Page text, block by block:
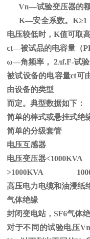
Vn—试验变压器的额
K—安全系数。 K≥1
电压较低时，K值可取
ct—被试品的电容量（
ω—角频率， 2лf.F-试
被试设备的电容量ct可
由设备的类型
而定。典型数据如下：
简单的棒式或悬挂式
简单的分级套管
电压互感器
电压变压器
>1000KVA 1000-
高压电力电缆和油浸
气体绝缘 -
封闭变电站，SF6气
对于不同的试验电压Vn